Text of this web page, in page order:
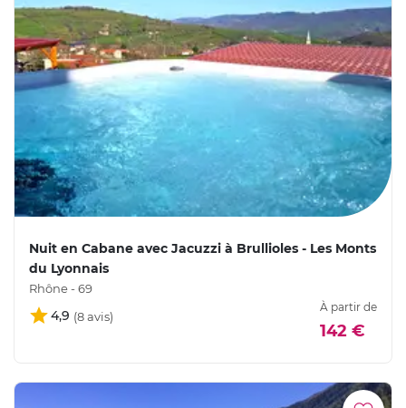
Nuit en Cabane avec Jacuzzi à Brullioles - Les Monts
du Lyonnais
Rhône - 69
4,9
À partir de
142 €